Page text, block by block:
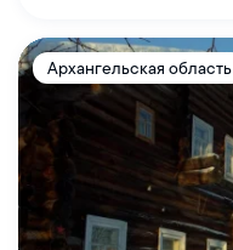
Архангельская область